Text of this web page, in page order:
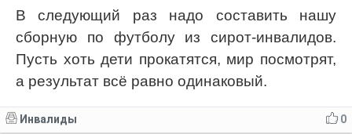
В следующий раз надо составить нашу
сборную по футболу из сирот-инвалидов.
Пусть хоть дети прокатятся, мир посмотрят,
а результат всё равно одинаковый.
0
Инвалиды